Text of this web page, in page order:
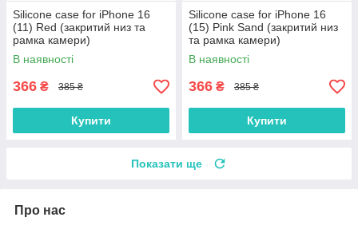
Silicone case for iPhone 16
(11) Red (закритий низ та
рамка камери)
В наявності
366 ₴ 385 ₴
Купити
Silicone case for iPhone 16
(15) Pink Sand (закритий низ
та рамка камери)
В наявності
366 ₴ 385 ₴
Купити
Показати ще
Про нас